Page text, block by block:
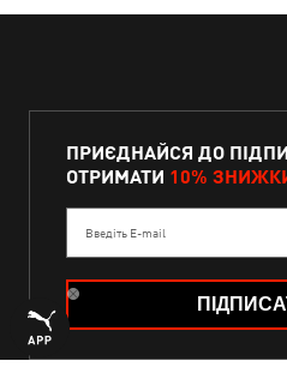
ПРИЄДНАЙСЯ ДО
ОТРИМАТИ 10%
Введіть E-mail